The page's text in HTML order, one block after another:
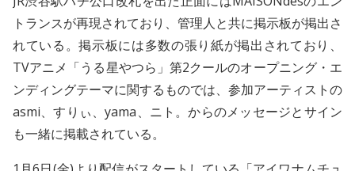
トランスが再現されており、管理人と共に掲示板が掲出さ
れている。掲示板には多数の張り紙が掲出されており、
TVアニメ「うる星やつら」第2クールのオープニング・エ
ンディングテーマに関するものでは、参加アーティストの
asmi、すりぃ、yama、ニト。からのメッセージとサイン
も一緒に掲載されている。